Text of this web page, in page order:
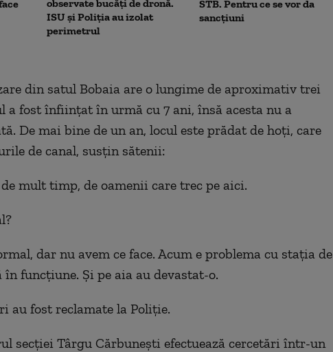
observate bucăți de dronă.
ISU și Poliția au izolat
perimetrul
STB. Pentru ce se vor da
sancțiuni
din satul Bobaia are o lungime de aproximativ trei
a fost înfiinţat în urmă cu 7 ani, însă acesta nu a
De mai bine de un an, locul este prădat de hoţi, care
de canal, susțin sătenii:
mult timp, de oamenii care trec pe aici.
dar nu avem ce face. Acum e problema cu staţia de
în funcţiune. Şi pe aia au devastat-o.
au fost reclamate la Poliție.
secției Târgu Cărbunești efectuează cercetări într-un